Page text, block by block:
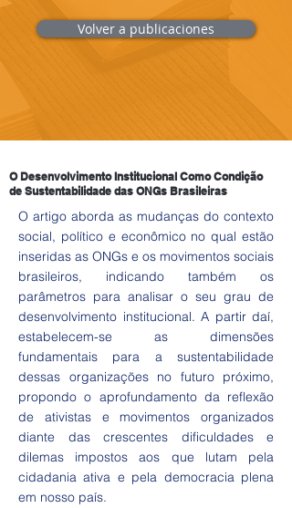
Volver a publicaciones
O Desenvolvimento Institucional Como Condição
de Sustentabilidade das ONGs Brasileiras
O artigo aborda as mudanças do contexto
social, político e econômico no qual estão
inseridas as ONGs e os movimentos sociais
brasileiros, indicando também os
parâmetros para analisar o seu grau de
desenvolvimento institucional. A partir daí,
estabelecem-se as dimensões
fundamentais para a sustentabilidade
dessas organizações no futuro próximo,
propondo o aprofundamento da reflexão
de ativistas e movimentos organizados
diante das crescentes dificuldades e
dilemas impostos aos que lutam pela
cidadania ativa e pela democracia plena
em nosso país.